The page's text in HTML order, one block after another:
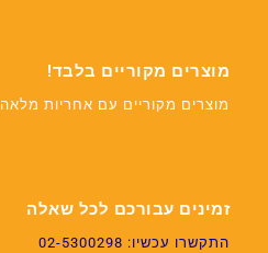
מוצרים מקוריים בלבד!
מוצרים מקוריים עם אחריות מלאה
זמינים עבורכם לכל שאלה
התקשרו עכשיו: 02-5300298